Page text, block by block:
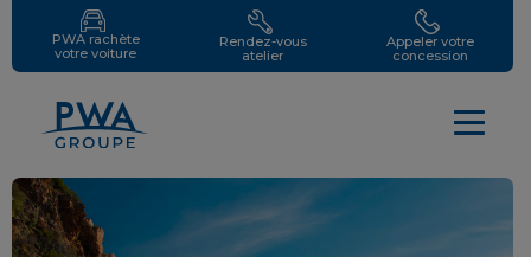
PWA rachète
votre voiture
Rendez-vous
atelier
Appeler votre
concession